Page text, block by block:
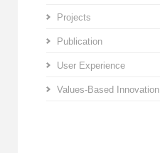
Projects
Publication
User Experience
Values-Based Innovation